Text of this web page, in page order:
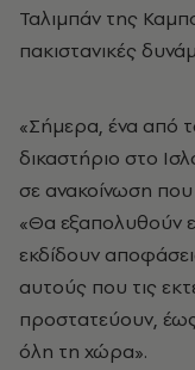
Ταλιμπάν της
πακιστανικές
«Σήμερα, ένα από
δικαστήριο στο
σε ανακοίνωση
«Θα εξαπολυθούν
εκδίδουν
αυτούς που τις
προστατεύουν,
όλη τη χώρα».